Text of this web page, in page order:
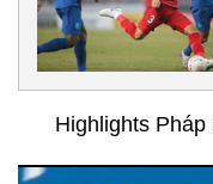
Highlights